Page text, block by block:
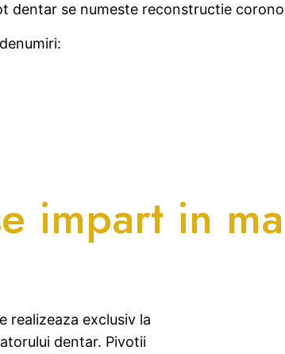
dentar se numeste reconstructie
impart in
realizeaza exclusiv la
dentar. Pivotii